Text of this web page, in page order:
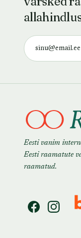
Eesti vanim
Eesti raamatute
raamatud.